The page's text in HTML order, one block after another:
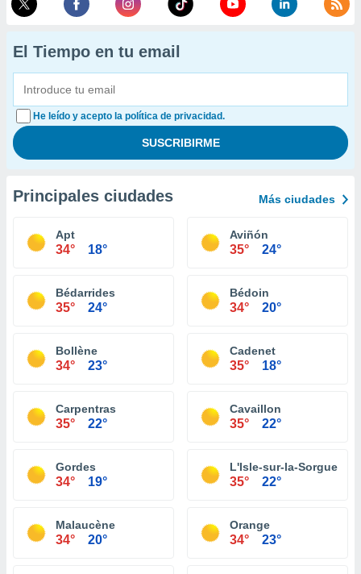
El Tiempo en tu email
He leído y acepto la política de privacidad.
Principales ciudades Más ciudades
Apt
34° 18°
Aviñón
35° 24°
Bédarrides
35° 24°
Bédoin
34° 20°
Bollène
34° 23°
Cadenet
35° 18°
Carpentras
35° 22°
Cavaillon
35° 22°
Gordes
34° 19°
L'Isle-sur-la-Sorgue
35° 22°
Malaucène
34° 20°
Orange
34° 23°